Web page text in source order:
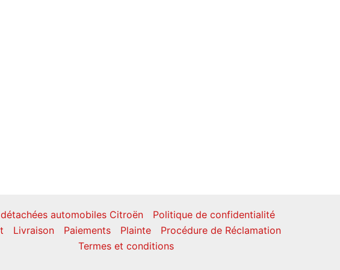
automobiles Citroën
Politique de confidentialité
Livraison Paiements Plainte
Procédure de Réclamation
Termes et conditions